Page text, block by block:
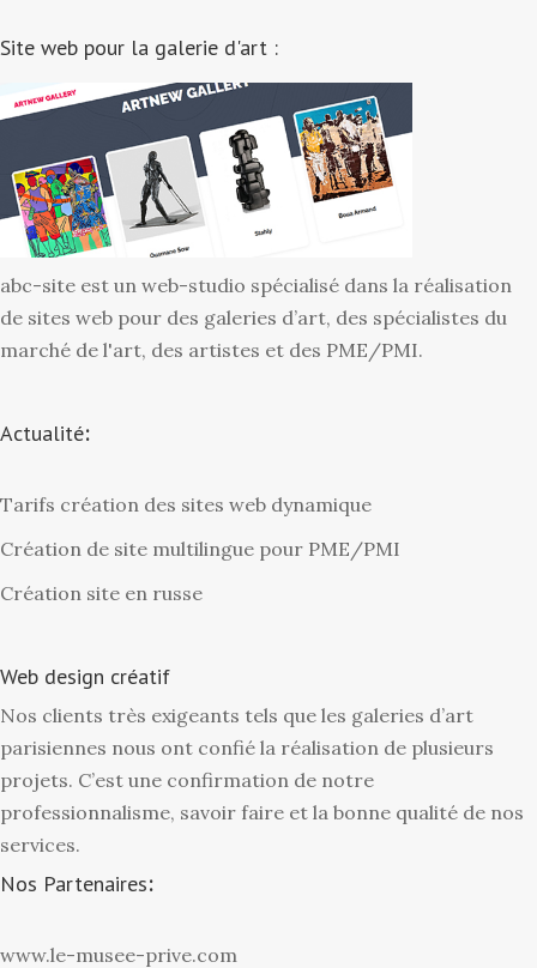
Site web pour la galerie d'art :
abc-site est un web-studio spécialisé dans la réalisation
de sites web pour des galeries d’art, des spécialistes du
marché de l'art, des artistes et des PME/PMI.
Actualité:
Tarifs création des sites web dynamique
Création de site multilingue pour PME/PMI
Création site en russe
Web design créatif
Nos clients très exigeants tels que les galeries d’art
parisiennes nous ont confié la réalisation de plusieurs
projets. C’est une confirmation de notre
professionnalisme, savoir faire et la bonne qualité de nos
services.
Nos Partenaires:
www.le-musee-prive.com